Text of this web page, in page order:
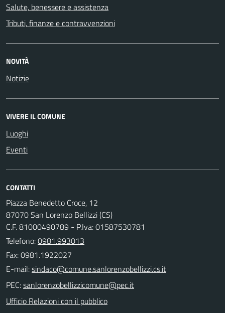
Salute, benessere e assistenza
Tributi, finanze e contravvenzioni
NOVITÀ
Notizie
VIVERE IL COMUNE
Luoghi
Eventi
CONTATTI
Piazza Benedetto Croce, 12
87070 San Lorenzo Bellizzi (CS)
C.F. 81000490789 - P.Iva: 01587530781
Telefono:0981.993013
Fax: 0981.1922027
E-mail:
PEC:
Ufficio Relazioni con il pubblico